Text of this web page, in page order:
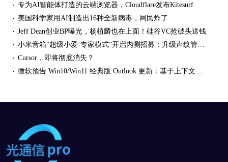
专为AI智能体打造的云端浏览器，Cloudflare发布Kitesurf
美国科学家用AI制造出16种全新病毒，网民炸了
Jeff Dean创业BP曝光，杨植麟也在上面！硅谷VC抢破头送钱
Cursor，即将彻底消失？